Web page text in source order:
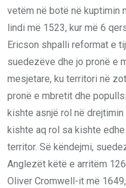
vetëm në botë në kuptimin
lindi më 1523, kur më 6
Ericson shpalli reformat e
suedezëve dhe jo pronë e
mesjetare, ku territori në
pronë e mbretit dhe
kishte asnjë rol në
kishte aq rol sa kishte
territor. Së këndejmi,
Anglezët këtë e arritëm
Oliver Cromwell-it më